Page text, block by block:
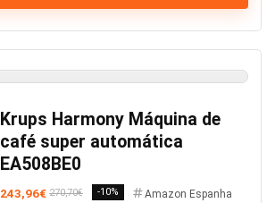
Krups Harmony Máquina de
café super automática
EA508BE0
243,96€ 270,70€ -10% Amazon Espanha